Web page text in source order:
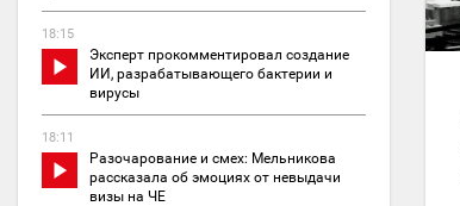
18:15
Эксперт прокомментировал создание
ИИ, разрабатывающего бактерии и
вирусы
18:11
Разочарование и смех: Мельникова
рассказала об эмоциях от невыдачи
визы на ЧЕ